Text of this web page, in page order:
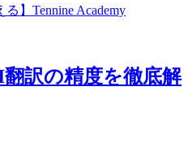
】Tennine Academy
翻訳の精度を徹底解